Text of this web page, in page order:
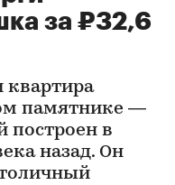
за ₽32,6
квартира
памятнике —
построен в
назад. Он